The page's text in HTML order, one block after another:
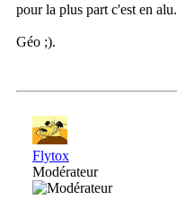
pour la plus part c'est en alu.
Géo ;).
Flytox
Modérateur